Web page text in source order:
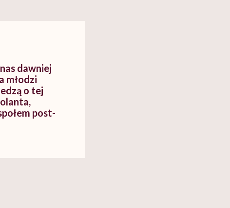
dawniej
młodzi
o tej
post-